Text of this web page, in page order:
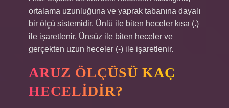
ortalama uzunluğuna ve yaprak tabanına dayalı
bir ölçü sistemidir. Ünlü ile biten heceler kısa (.)
ile işaretlenir. Ünsüz ile biten heceler ve
gerçekten uzun heceler (-) ile işaretlenir.
ARUZ ÖLÇÜSÜ KAÇ
HECELIDIR?